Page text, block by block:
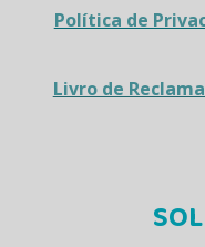
Política de
Livro de